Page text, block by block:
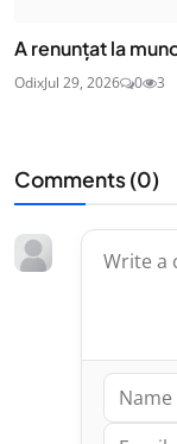
A renunțat la
OdixJul 29, 2026 0 3
Comments (0)